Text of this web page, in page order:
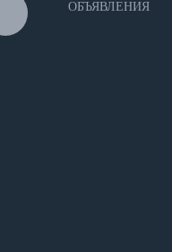
ОБЪЯВЛЕНИЯ